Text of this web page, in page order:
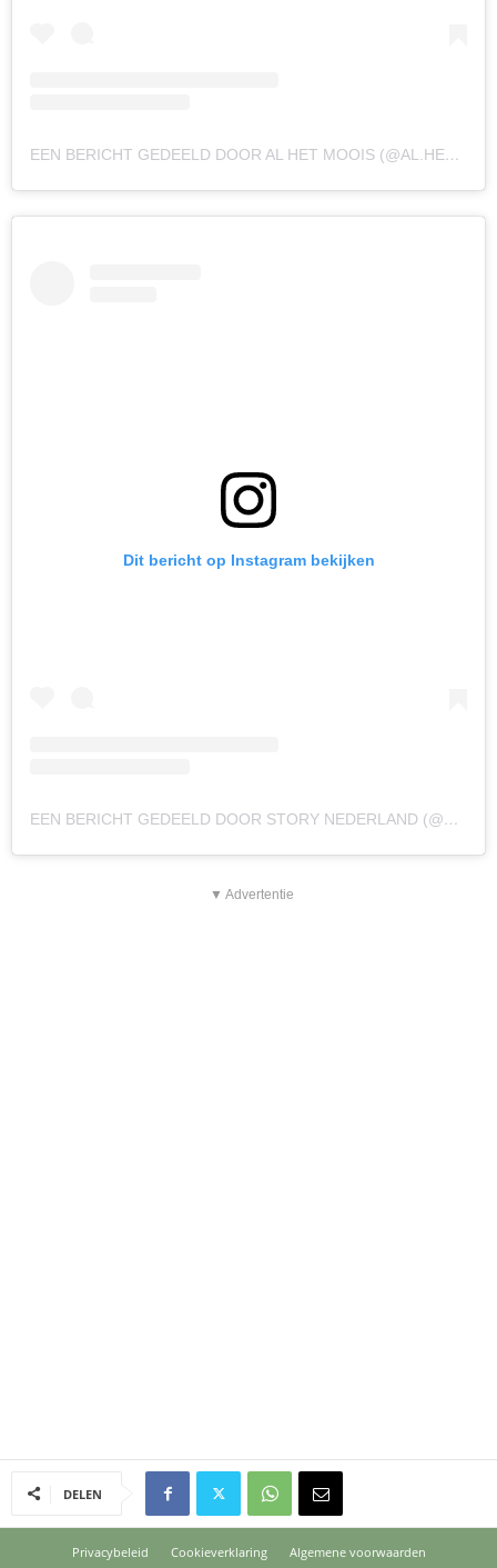
EEN BERICHT GEDEELD DOOR AL HET MOOIS (@AL.HET.MOOIS)
Dit bericht op Instagram bekijken
EEN BERICHT GEDEELD DOOR STORY NEDERLAND (@STORYNL)
▼ Advertentie
DELEN
Privacybeleid Cookieverklaring Algemene voorwaarden